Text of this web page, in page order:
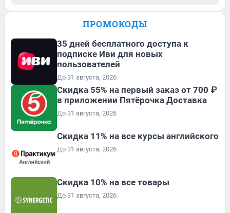
ПРОМОКОДЫ
35 дней бесплатного доступа к
подписке Иви для новых
пользователей
До 31 августа, 2026
Скидка 55% на первый заказ от 700 ₽
в приложении Пятёрочка Доставка
До 31 августа, 2026
Скидка 11% на все курсы английского
До 31 августа, 2026
Скидка 10% на все товары
До 31 августа, 2026